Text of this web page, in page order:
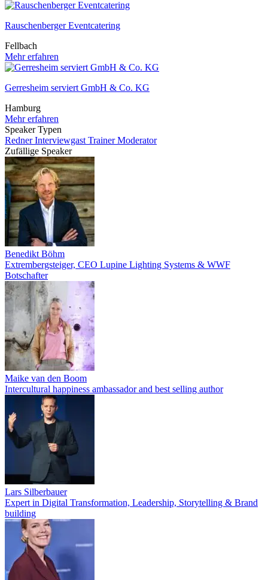
Rauschenberger Eventcatering
Fellbach
Mehr erfahren
Gerresheim serviert GmbH & Co. KG
Hamburg
Mehr erfahren
Speaker Typen
RednerInterviewgast TrainerModerator
Zufällige Speaker
Benedikt Böhm
Extrembergsteiger, CEO Lupine Lighting Systems & WWF
Botschafter
Maike van den Boom
Intercultural happiness ambassador and best selling author
Lars Silberbauer
Expert in Digital Transformation, Leadership, Storytelling & Brand
building